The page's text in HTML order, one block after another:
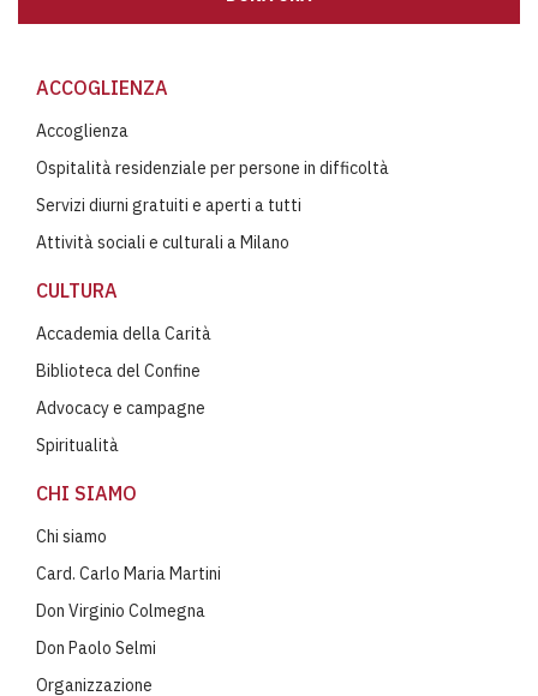
ACCOGLIENZA
Accoglienza
Ospitalità residenziale per persone in difficoltà
Servizi diurni gratuiti e aperti a tutti
Attività sociali e culturali a Milano
CULTURA
Accademia della Carità
Biblioteca del Confine
Advocacy e campagne
Spiritualità
CHI SIAMO
Chi siamo
Card. Carlo Maria Martini
Don Virginio Colmegna
Don Paolo Selmi
Organizzazione